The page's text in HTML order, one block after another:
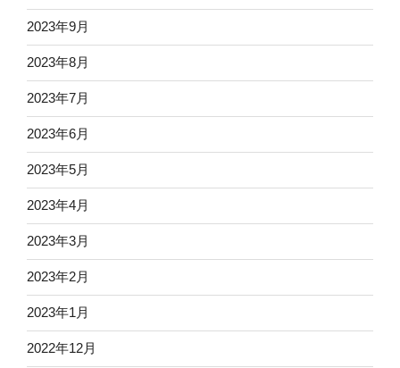
2023年9月
2023年8月
2023年7月
2023年6月
2023年5月
2023年4月
2023年3月
2023年2月
2023年1月
2022年12月